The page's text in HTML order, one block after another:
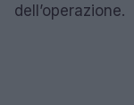
dell’operazione.